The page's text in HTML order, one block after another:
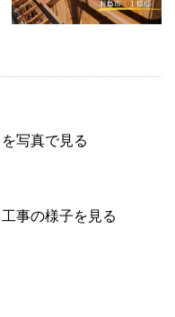
写真で見る
事の様子を見る